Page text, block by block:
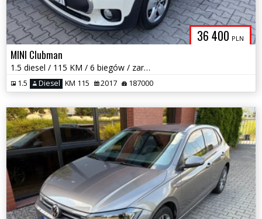
36 400 PLN
MINI Clubman
1.5 diesel / 115 KM / 6 biegów / zarej w PL / zadbany / zamiana
1.5 Diesel KM 115 2017 187000